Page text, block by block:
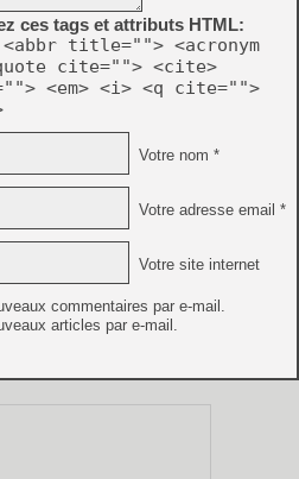
ces tags et attributs HTML:
title=""> <acronym
cite=""> <cite>
<em> <i> <q cite="">
Votre nom *
Votre adresse email *
Votre site internet
commentaires par e-mail.
articles par e-mail.